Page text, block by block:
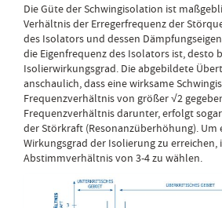
Die Güte der Schwingisolation ist
Verhältnis der Erregerfrequenz der
des Isolators und dessen
die Eigenfrequenz des Isolators ist, desto
Isolierwirkungsgrad. Die abgebildete
anschaulich, dass eine wirksame
Frequenzverhältnis von größer √2
Frequenzverhältnis darunter, erfolgt
der Störkraft (Resonanzüberhöhung).
Wirkungsgrad der Isolierung zu erreichen,
Abstimmverhältnis von 3-4 zu wählen.